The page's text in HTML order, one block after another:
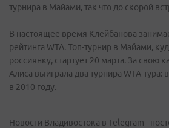
турнира в Майами, так что до скорой
В настоящее время Клейбанова
рейтинга WTA. Топ-турнир в Майами,
россиянку, стартует 20 марта. За свою
Алиса выиграла два турнира WTA-тура:
в 2010 году.
Новости Владивостока в Telegram -